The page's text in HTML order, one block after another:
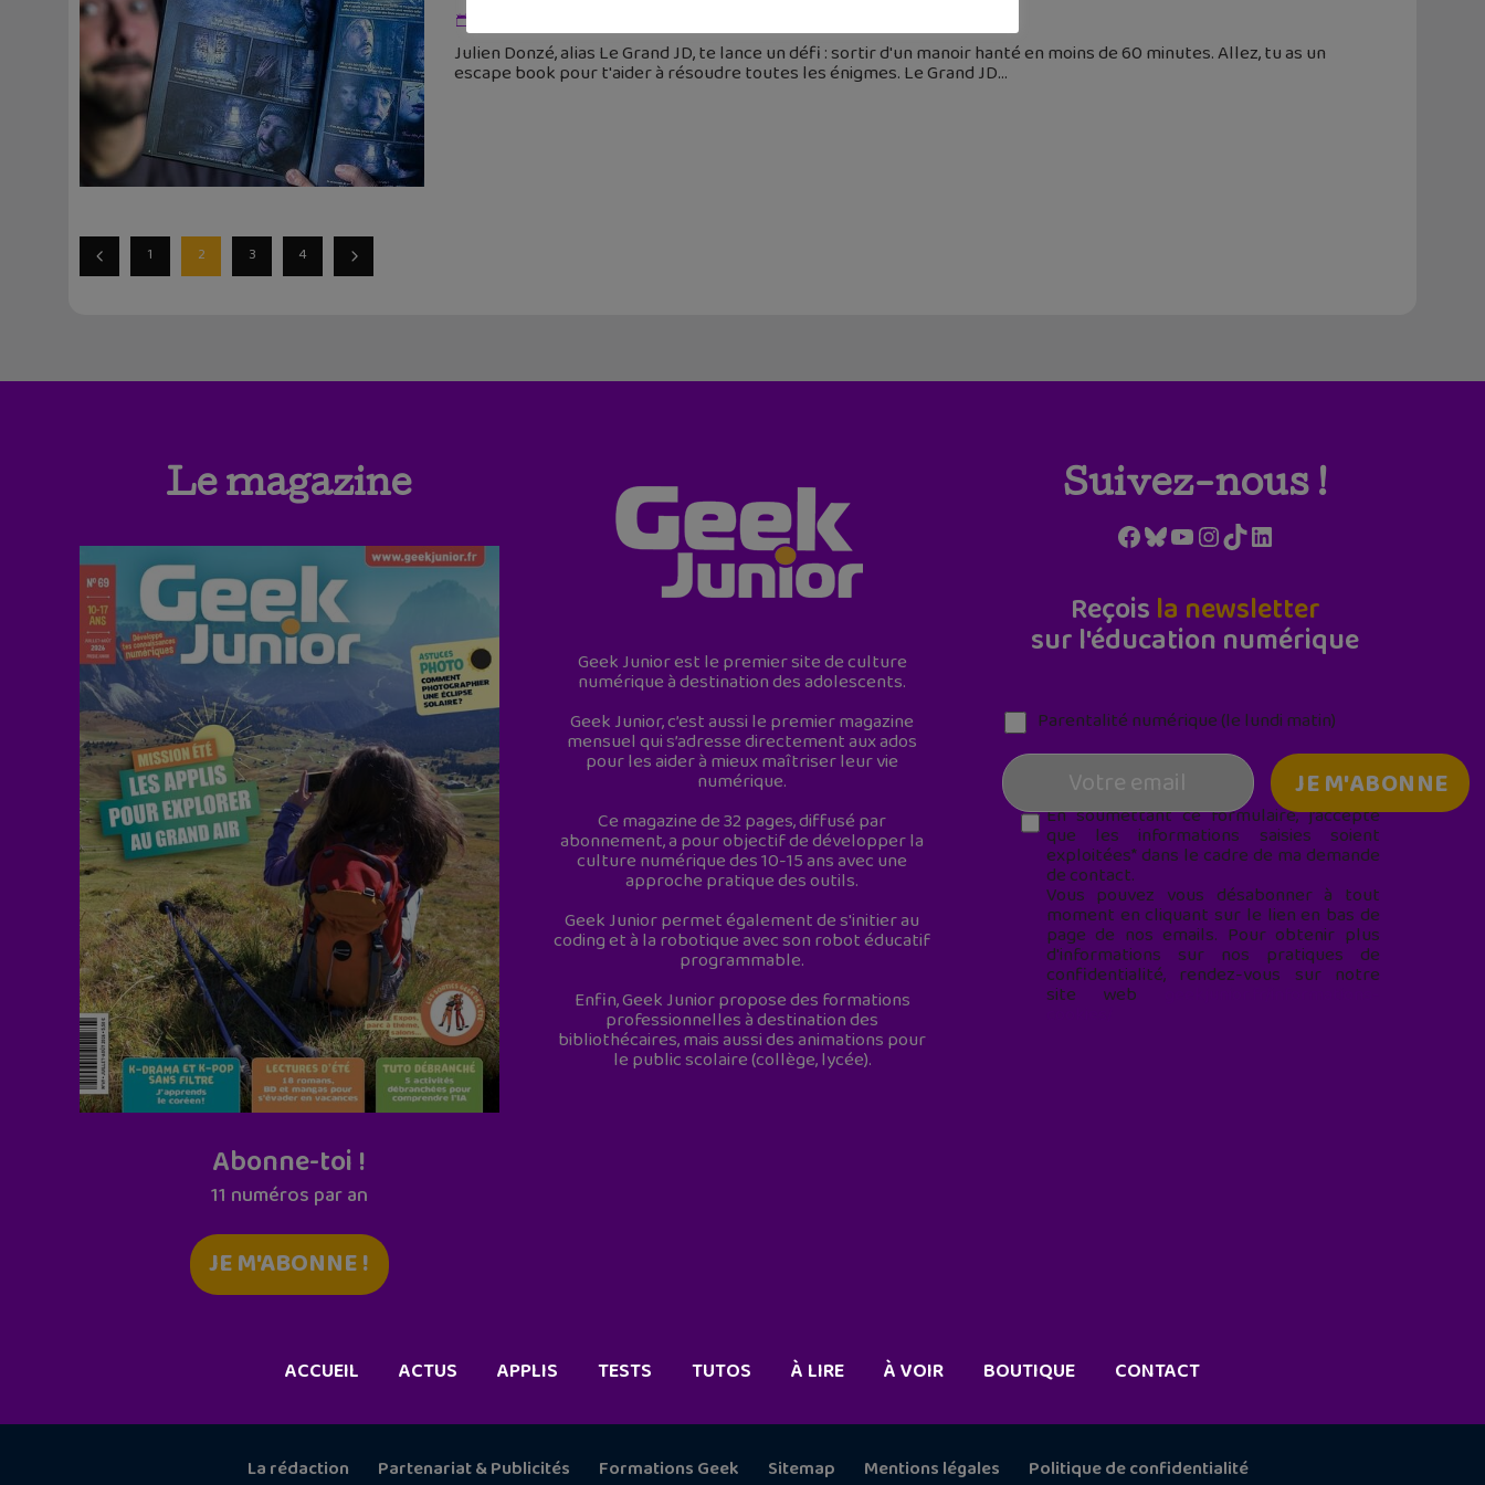
Julien Donzé, alias Le Grand JD, te lance un défi : sortir d'un manoir hanté en moins de 60 minutes. Allez, tu as un
escape book pour t'aider à résoudre toutes les énigmes. Le Grand JD
1 2 3 4
Le magazine
Abonne-toi !
11 numéros par an
JE M'ABONNE !
Geek Junior est le premier site de culture
numérique à destination des adolescents.
Geek Junior, c’est aussi le premier magazine
mensuel qui s’adresse directement aux ados
pour les aider à mieux maîtriser leur vie
numérique.
Ce magazine de 32 pages, diffusé par
abonnement, a pour objectif de développer la
culture numérique des 10-15 ans avec une
approche pratique des outils.
Geek Junior permet également de s'initier au
coding et à la robotique avec son robot éducatif
programmable.
Enfin, Geek Junior propose des formations
professionnelles à destination des
bibliothécaires, mais aussi des animations pour
le public scolaire (collège, lycée).
Suivez-nous !
Facebook
Bluesky
YouTube
Instagram
TikTokLinkedIn
Reçois la newsletter
sur l'éducation numérique
Parentalité numérique (le lundi matin)
En soumettant ce formulaire, j’accepte
que les informations saisies soient
exploitées* dans le cadre de ma demande
de contact.
Vous pouvez vous désabonner à tout
moment en cliquant sur le lien en bas de
page de nos emails. Pour obtenir plus
d'informations sur nos pratiques de
confidentialité, rendez-vous sur notre
site web
ACCUEIL ACTUS APPLIS TESTS TUTOS À LIRE À VOIR BOUTIQUE CONTACT
La rédaction Partenariat & Publicités Formations Geek Sitemap Mentions légales Politique de confidentialité